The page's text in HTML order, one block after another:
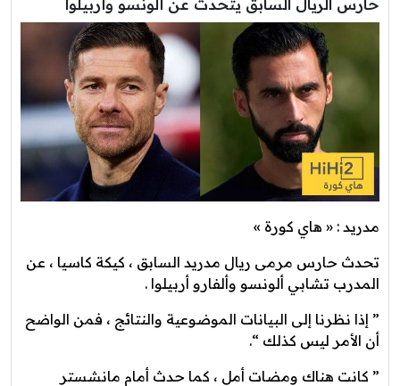
حارس الريال السابق يتحدث عن ألونسو وأربيلوا
مدريد : « هاي كورة »
تحدث حارس مرمى ريال مدريد السابق ، كيكة كاسيا ، عن
المدرب تشابي ألونسو وألفارو أربيلوا .
” إذا نظرنا إلى البيانات الموضوعية والنتائج ، فمن الواضح
أن الأمر ليس كذلك “.
” كانت هناك ومضات أمل ، كما حدث أمام مانشستر